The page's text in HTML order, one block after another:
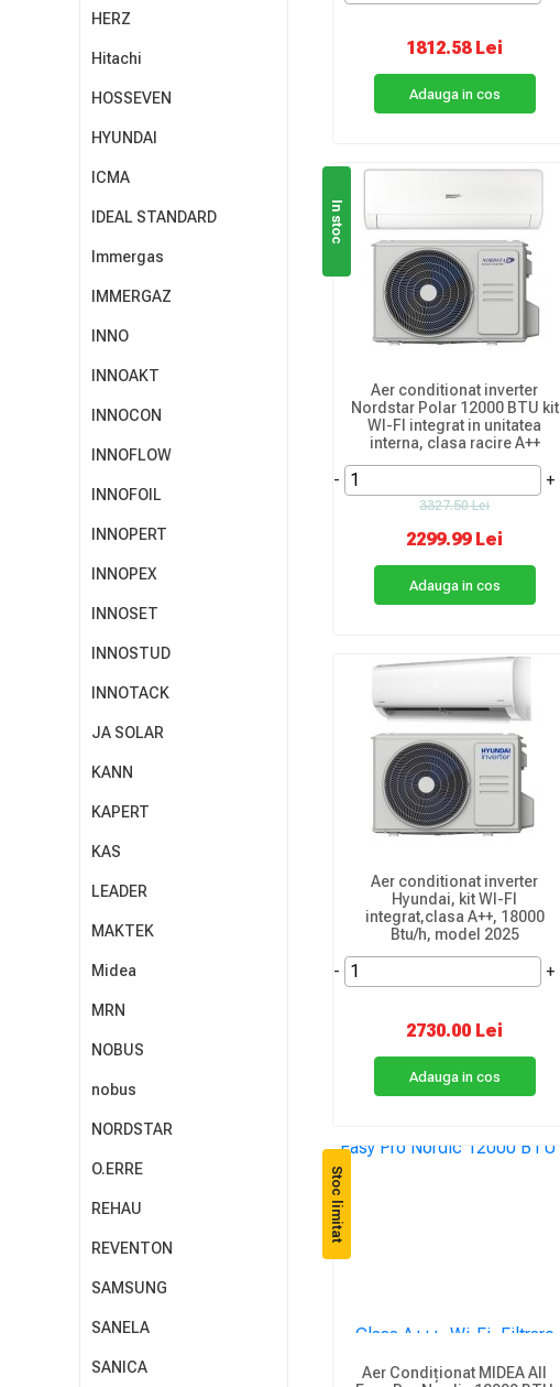
HERZ
Hitachi
HOSSEVEN
HYUNDAI
ICMA
IDEAL STANDARD
Immergas
IMMERGAZ
INNO
INNOAKT
INNOCON
INNOFLOW
INNOFOIL
INNOPERT
INNOPEX
INNOSET
INNOSTUD
INNOTACK
JA SOLAR
KANN
KAPERT
KAS
LEADER
MAKTEK
Midea
MRN
NOBUS
nobus
NORDSTAR
O.ERRE
REHAU
REVENTON
SAMSUNG
SANELA
SANICA
1812.58 Lei
Adauga in cos
In stoc
Aer conditionat inverter
Nordstar Polar 12000 BTU kit
WI-FI integrat in unitatea
interna, clasa racire A++
- +
3327.50 Lei
2299.99 Lei
Adauga in cos
Aer conditionat inverter
Hyundai, kit WI-FI
integrat,clasa A++, 18000
Btu/h, model 2025
- +
2730.00 Lei
Adauga in cos
Stoc limitat
Aer Condiționat MIDEA All